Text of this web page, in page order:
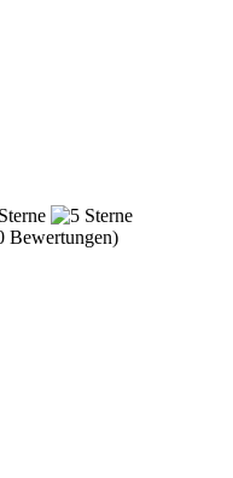
Bewertungen)